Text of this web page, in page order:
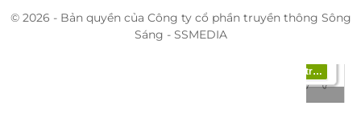
trong những điểm độc đáo nhất mà quý khách được
trải nghiệm khi đặt chân đến.
© 2026 - Bản quyền của Công ty cổ phần truyền thông Sông
Sáng - SSMEDIA